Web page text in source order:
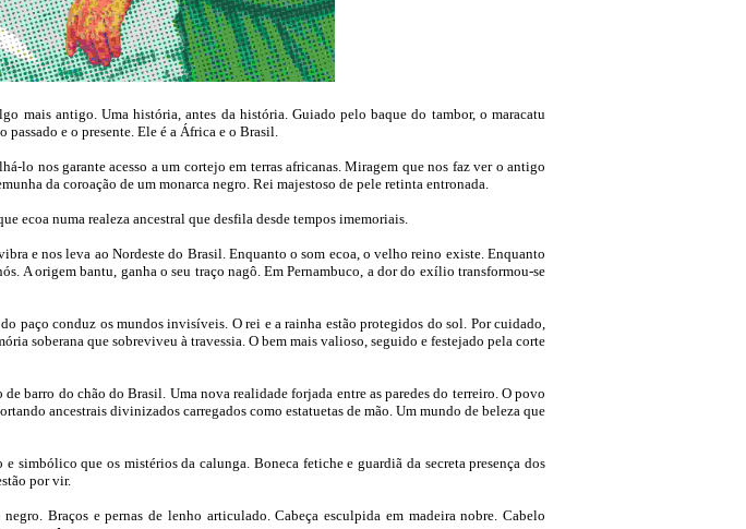
mais antigo. Uma história, antes da história. Guiado pelo baque do tambor, o maracatu
passado e o presente. Ele é a África e o Brasil.
lo nos garante acesso a um cortejo em terras africanas. Miragem que nos faz ver o antigo
da coroação de um monarca negro. Rei majestoso de pele retinta entronada.
ecoa numa realeza ancestral que desfila desde tempos imemoriais.
e nos leva ao Nordeste do Brasil. Enquanto o som ecoa, o velho reino existe. Enquanto
A origem bantu, ganha o seu traço nagô. Em Pernambuco, a dor do exílio transformou-se
paço conduz os mundos invisíveis. O rei e a rainha estão protegidos do sol. Por cuidado,
soberana que sobreviveu à travessia. O bem mais valioso, seguido e festejado pela corte
barro do chão do Brasil. Uma nova realidade forjada entre as paredes do terreiro. O povo
ancestrais divinizados carregados como estatuetas de mão. Um mundo de beleza que
simbólico que os mistérios da calunga. Boneca fetiche e guardiã da secreta presença dos
por vir.
Braços e pernas de lenho articulado. Cabeça esculpida em madeira nobre. Cabelo